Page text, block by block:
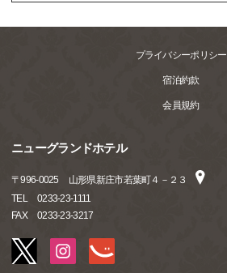
プライバシーポリシー
宿泊約款
会員規約
ニューグランドホテル
〒996-0025
山形県新庄市若葉町４－２３
TEL
0233-23-1111
FAX
0233-23-3217